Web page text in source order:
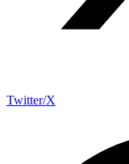
Twitter/X